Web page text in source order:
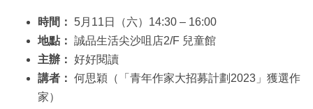
時間：
5月11日（六）14:30 – 16:00
地點： 誠品生活尖沙咀店2/F 兒童館
主辦： 好好閱讀
講者： 何思穎（「青年作家大招募計劃2023」獲選作
家）